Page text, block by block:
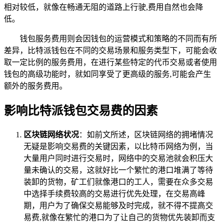
相对较低，就像在畅通无阻的道路上行驶,费用自然也会降
低。
钱包服务费用则会因钱包的运营模式和策略的不同而有所
差异，比特派钱包在不同的交易场景和服务类型下，可能会收
取一定比例的服务费用，在进行某些特定的代币交易或者使用
钱包的高级功能时，就如同享受了更高级的服务,可能会产生
额外的服务费用。
影响比特派钱包交易费的因素
区块链网络状况：如前文所述，区块链网络的拥堵情况
无疑是影响交易费的关键因素，以比特币网络为例，当
大量用户同时进行交易时，网络中的交易池就会积压大
量未确认的交易，这就好比一个繁忙的港口堆满了等待
装卸的货物，矿工们就像港口的工人，需要在众多交易
中选择手续费较高的交易进行优先处理，在交易高峰
期，用户为了确保交易能够及时完成，就不得不提高交
易费,就像在繁忙的港口为了让自己的货物优先装卸而支